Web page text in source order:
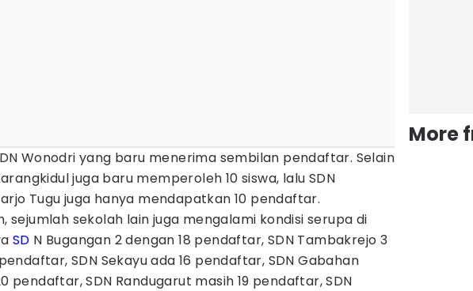
Wonodri yang baru menerima sembilan pendaftar. Selain
juga baru memperoleh 10 siswa, lalu SDN
Tugu juga hanya mendapatkan 10 pendaftar.
sejumlah sekolah lain juga mengalami kondisi serupa di
SD N Bugangan 2 dengan 18 pendaftar, SDN Tambakrejo 3
SDN Sekayu ada 16 pendaftar, SDN Gabahan
pendaftar, SDN Randugarut masih 19 pendaftar, SDN
More